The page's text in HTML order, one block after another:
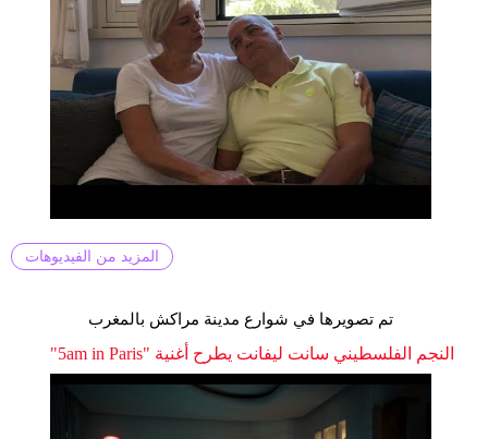
المزيد من الفيديوهات
تم تصويرها في شوارع مدينة مراكش بالمغرب
النجم الفلسطيني سانت ليفانت يطرح أغنية "5am in Paris"